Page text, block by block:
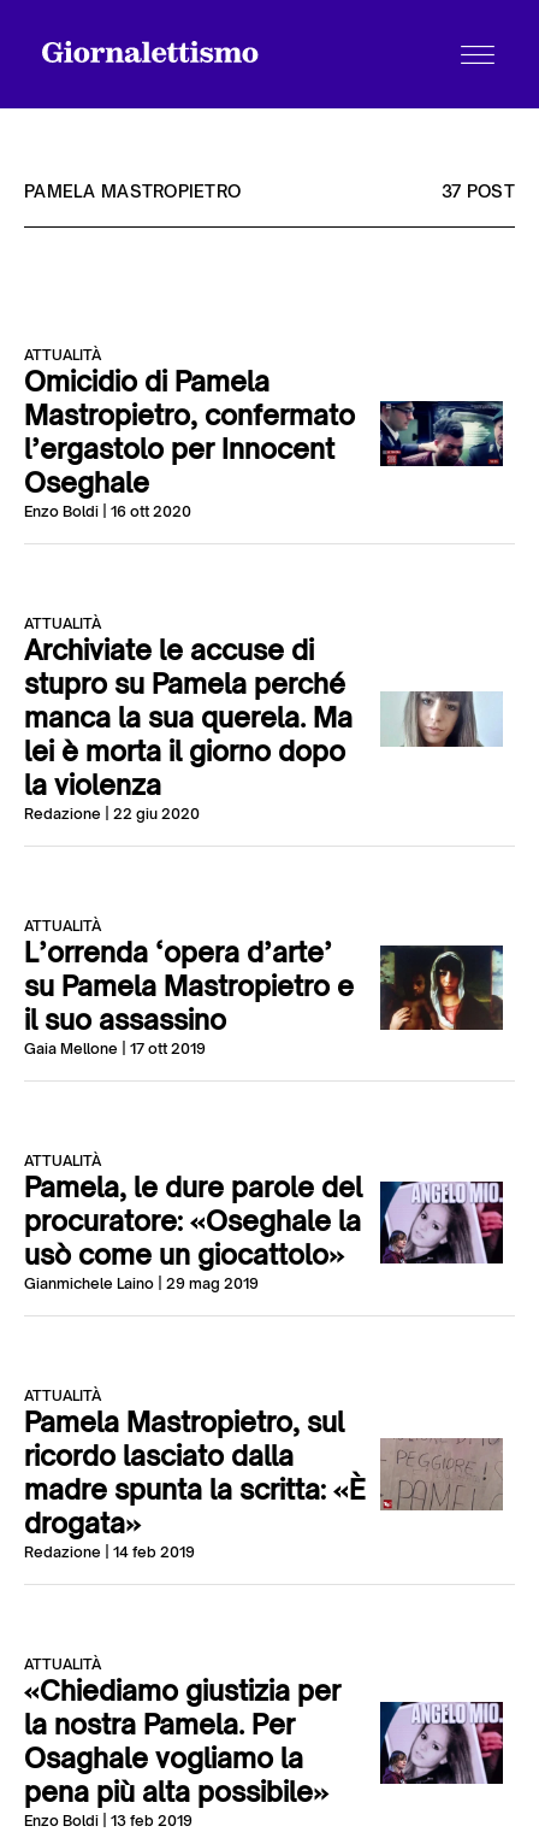
Chi siamo
Contatti
PAMELA MASTROPIETRO 37 POST
ATTUALITÀ
Omicidio di Pamela
Mastropietro, confermato
l’ergastolo per Innocent
Oseghale
Enzo Boldi | 16 ott 2020
ATTUALITÀ
Archiviate le accuse di
stupro su Pamela perché
manca la sua querela. Ma
lei è morta il giorno dopo
la violenza
Redazione | 22 giu 2020
ATTUALITÀ
L’orrenda ‘opera d’arte’
su Pamela Mastropietro e
il suo assassino
Gaia Mellone | 17 ott 2019
ATTUALITÀ
Pamela, le dure parole del
procuratore: «Oseghale la
usò come un giocattolo»
Gianmichele Laino | 29 mag 2019
ATTUALITÀ
Pamela Mastropietro, sul
ricordo lasciato dalla
madre spunta la scritta: «È
drogata»
Redazione | 14 feb 2019
ATTUALITÀ
«Chiediamo giustizia per
la nostra Pamela. Per
Osaghale vogliamo la
pena più alta possibile»
Enzo Boldi | 13 feb 2019